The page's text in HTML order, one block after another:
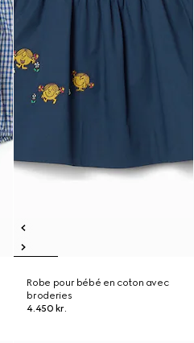
Robe pour bébé en coton avec
broderies
4.450 kr.